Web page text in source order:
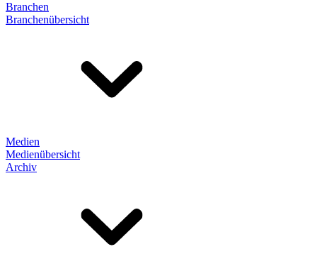
Branchen
Branchenübersicht
Medien
Medienübersicht
Archiv